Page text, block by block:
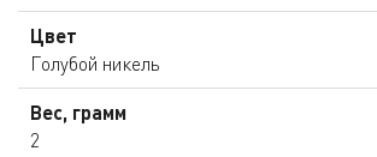
Цвет
Голубой никель
Вес, грамм
2